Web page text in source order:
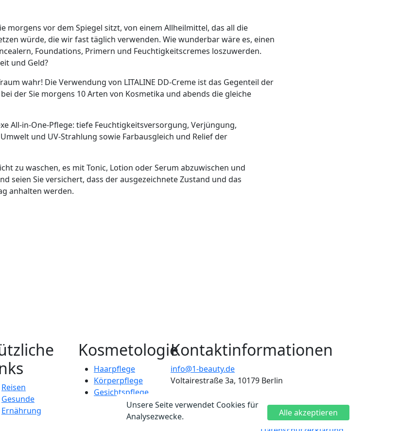
morgens vor dem Spiegel sitzt, von einem Allheilmittel, das all die
würde, die wir fast täglich verwenden. Wie wunderbar wäre es, einen
Foundations, Primern und Feuchtigkeitscremes loszuwerden.
und Geld?
wahr! Die Verwendung von LITALINE DD-Creme ist das Gegenteil der
der Sie morgens 10 Arten von Kosmetika und abends die gleiche
All-in-One-Pflege: tiefe Feuchtigkeitsversorgung, Verjüngung,
und UV-Strahlung sowie Farbausgleich und Relief der
zu waschen, es mit Tonic, Lotion oder Serum abzuwischen und
seien Sie versichert, dass der ausgezeichnete Zustand und das
anhalten werden.
Reisen
Gesunde
Ernährung
Kosmetologie
Haarpflege
Körperpflege
Gesichtspflege
Kontaktinformationen
info@1-beauty.de
Voltairestraße 3a, 10179 Berlin
Unsere Seite verwendet Cookies für
Analysezwecke.
Alle akzeptieren